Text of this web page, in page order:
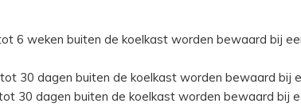
6 weken buiten de koelkast worden bewaard bij
30 dagen buiten de koelkast worden bewaard bij
30 dagen buiten de koelkast worden bewaard bij